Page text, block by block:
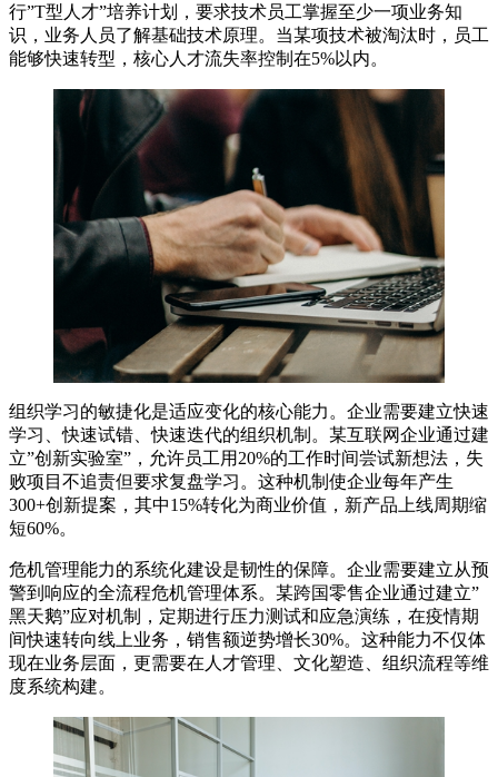
行”T型人才”培养计划，要求技术员工掌握至少一项业务知
识，业务人员了解基础技术原理。当某项技术被淘汰时，员工
能够快速转型，核心人才流失率控制在5%以内。
组织学习的敏捷化是适应变化的核心能力。企业需要建立快速
学习、快速试错、快速迭代的组织机制。某互联网企业通过建
立”创新实验室”，允许员工用20%的工作时间尝试新想法，失
败项目不追责但要求复盘学习。这种机制使企业每年产生
300+创新提案，其中15%转化为商业价值，新产品上线周期缩
短60%。
危机管理能力的系统化建设是韧性的保障。企业需要建立从预
警到响应的全流程危机管理体系。某跨国零售企业通过建立”
黑天鹅”应对机制，定期进行压力测试和应急演练，在疫情期
间快速转向线上业务，销售额逆势增长30%。这种能力不仅体
现在业务层面，更需要在人才管理、文化塑造、组织流程等维
度系统构建。